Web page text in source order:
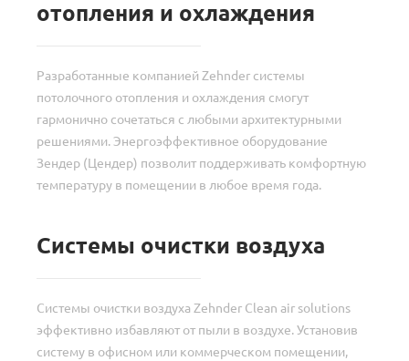
отопления и охлаждения
Разработанные компанией Zehnder системы
потолочного отопления и охлаждения смогут
гармонично сочетаться с любыми архитектурными
решениями. Энергоэффективное оборудование
Зендер (Цендер) позволит поддерживать комфортную
температуру в помещении в любое время года.
Системы очистки воздуха
Системы очистки воздуха Zehnder Clean air solutions
эффективно избавляют от пыли в воздухе. Установив
систему в офисном или коммерческом помещении,